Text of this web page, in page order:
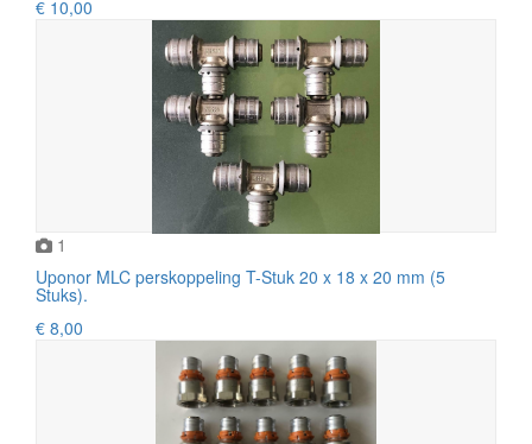
€ 10,00
1
Uponor MLC perskoppeling T-Stuk 20 x 18 x 20 mm (5
Stuks).
€ 8,00